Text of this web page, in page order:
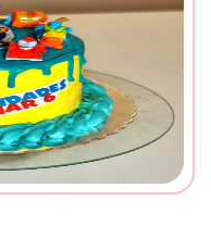
con
y relleno de